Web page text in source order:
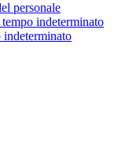
personale
indeterminato
indeterminato